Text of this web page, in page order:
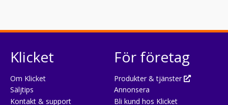
Klicket
Om Klicket
Säljtips
Kontakt & support
För företag
Produkter & tjänster
Annonsera
Bli kund hos Klicket